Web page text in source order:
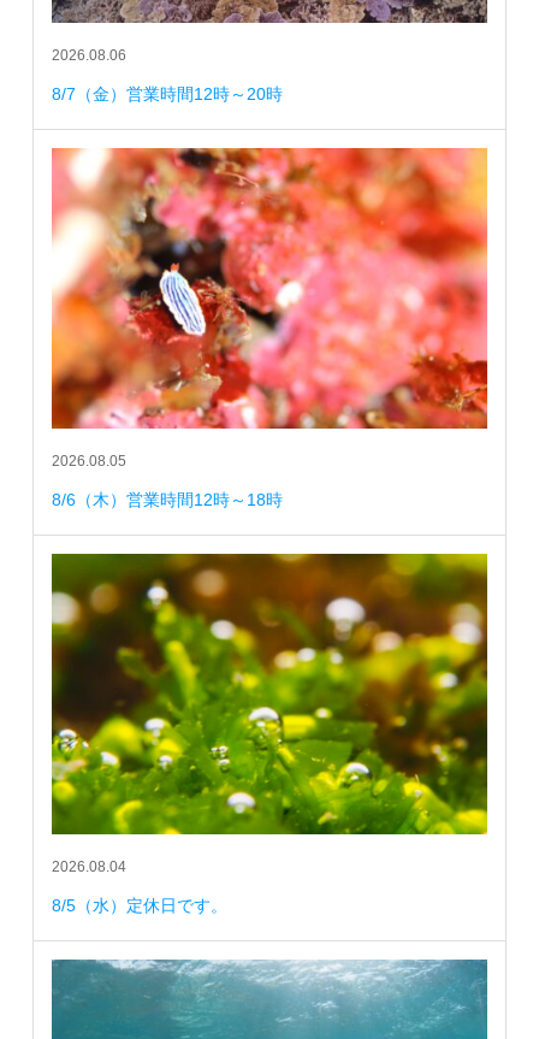
2026.08.06
8/7（金）営業時間12時～20時
2026.08.05
8/6（木）営業時間12時～18時
2026.08.04
8/5（水）定休日です。